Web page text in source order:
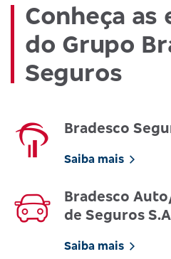
Conheça as
do Grupo
Seguros
Bradesco
Saiba mais
Bradesco
de Seguros
Saiba mais